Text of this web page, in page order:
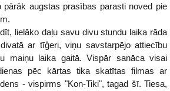
augstas prasības parasti noved pie
lielāko daļu savu divu stundu laika rāda
ar tīģeri, viņu savstarpējo attiecību
maiņu laika gaitā. Vispār sanāca visai
pēc kārtas tika skatītas filmas ar
- vispirms "Kon-Tiki", tagad šī. Tiesa,